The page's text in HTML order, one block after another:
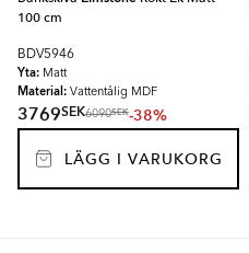
100 cm
BDV5946
Yta: Matt
Material: Vattentålig MDF
3769SEK6090SEK-38%
LÄGG I VARUKORG